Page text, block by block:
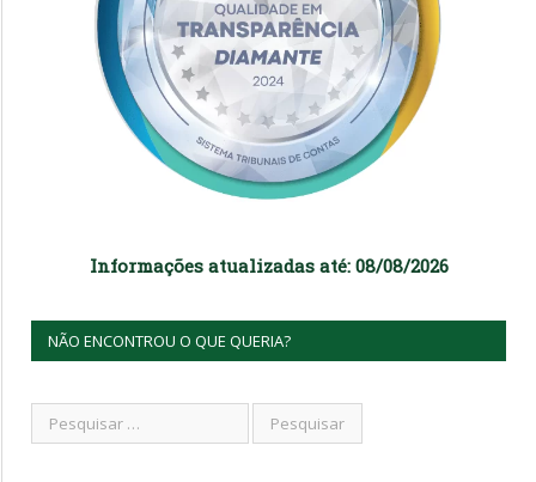
Informações atualizadas até: 08/08/2026
NÃO ENCONTROU O QUE QUERIA?